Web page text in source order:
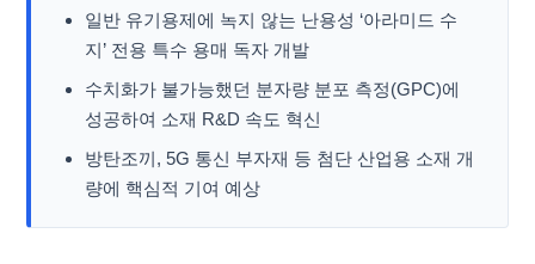
일반 유기용제에 녹지 않는 난용성 ‘아라미드 수
지’ 전용 특수 용매 독자 개발
수치화가 불가능했던 분자량 분포 측정(GPC)에
성공하여 소재 R&D 속도 혁신
방탄조끼, 5G 통신 부자재 등 첨단 산업용 소재 개
량에 핵심적 기여 예상